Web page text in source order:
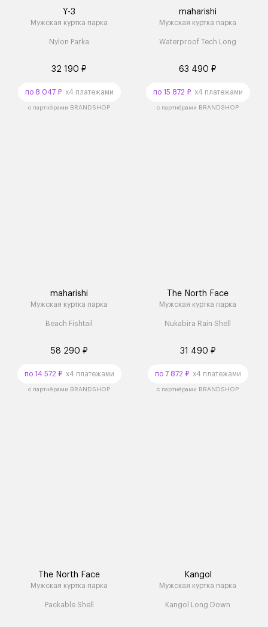
Y-3
Мужская куртка парка
Nylon Parka
32 190 ₽
по 8 047 ₽x4 платежами
с партнёрами BRANDSHOP
maharishi
Мужская куртка парка
Waterproof Tech Long
63 490 ₽
по 15 872 ₽x4 платежами
с партнёрами BRANDSHOP
maharishi
Мужская куртка парка
Beach Fishtail
58 290 ₽
по 14 572 ₽x4 платежами
с партнёрами BRANDSHOP
The North Face
Мужская куртка парка
Nukabira Rain Shell
31 490 ₽
по 7 872 ₽x4 платежами
с партнёрами BRANDSHOP
The North Face
Мужская куртка парка
Packable Shell
Kangol
Мужская куртка парка
Kangol Long Down